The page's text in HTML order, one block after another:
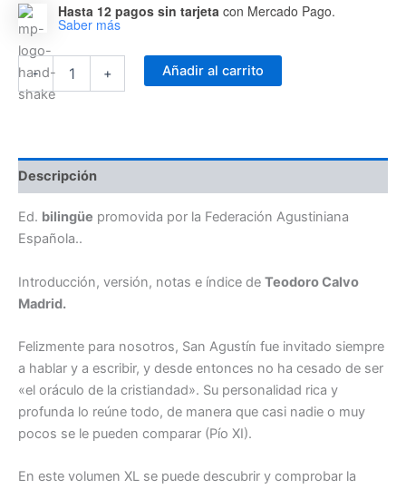
Hasta 12 pagos sin tarjeta con Mercado Pago.
Saber más
-
Obras
Completas
de
-
Escritos
Varios
(2º)
cantidad
+ Añadir al carrito
Descripción
Ed. bilingüe promovida por la Federación Agustiniana
Española..
Introducción, versión, notas e índice de Teodoro Calvo
Madrid.
Felizmente para nosotros, San Agustín fue invitado siempre
a hablar y a escribir, y desde entonces no ha cesado de ser
«el oráculo de la cristiandad». Su personalidad rica y
profunda lo reúne todo, de manera que casi nadie o muy
pocos se le pueden comparar (Pío XI).
En este volumen XL se puede descubrir y comprobar la